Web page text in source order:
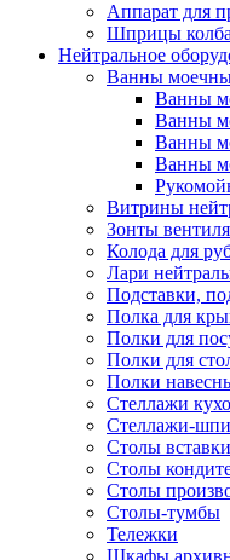
Аппарат для
Шприцы
Нейтральное
Ванны
Ванны
Ванны
Ванны
Ванны
Витрины
Зонты
Колода для
Лари
Подставки,
Полка для
Полки для
Полки для
Полки
Стеллажи
Стеллажи-
Столы вставки
Столы
Столы
Столы-тумбы
Тележки
Шкафы